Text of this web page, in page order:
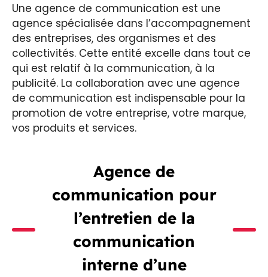
Une agence de communication est une
agence spécialisée dans l’accompagnement
des entreprises, des organismes et des
collectivités. Cette entité excelle dans tout ce
qui est relatif à la communication, à la
publicité. La collaboration avec une agence
de communication est indispensable pour la
promotion de votre entreprise, votre marque,
vos produits et services.
Agence de
communication pour
l’entretien de la
communication
interne d’une